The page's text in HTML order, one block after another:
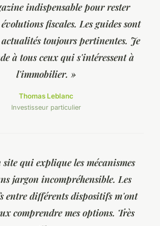
indispensable pour rester
fiscales. Les guides sont
actualités toujours pertinentes. Je
à tous ceux qui s'intéressent à
l'immobilier. »
Thomas Leblanc
Investisseur particulier
qui explique les mécanismes
jargon incompréhensible. Les
entre différents dispositifs m'ont
comprendre mes options. Très